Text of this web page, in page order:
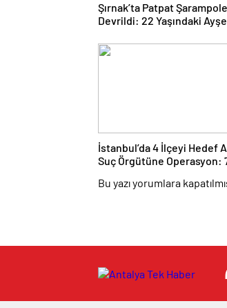
Şırnak’ta Patpat Şarampole
Devrildi: 22 Yaşındaki
İstanbul’da 4 İlçeyi Hedef
Suç Örgütüne Operasyon:
Bu yazı yorumlara